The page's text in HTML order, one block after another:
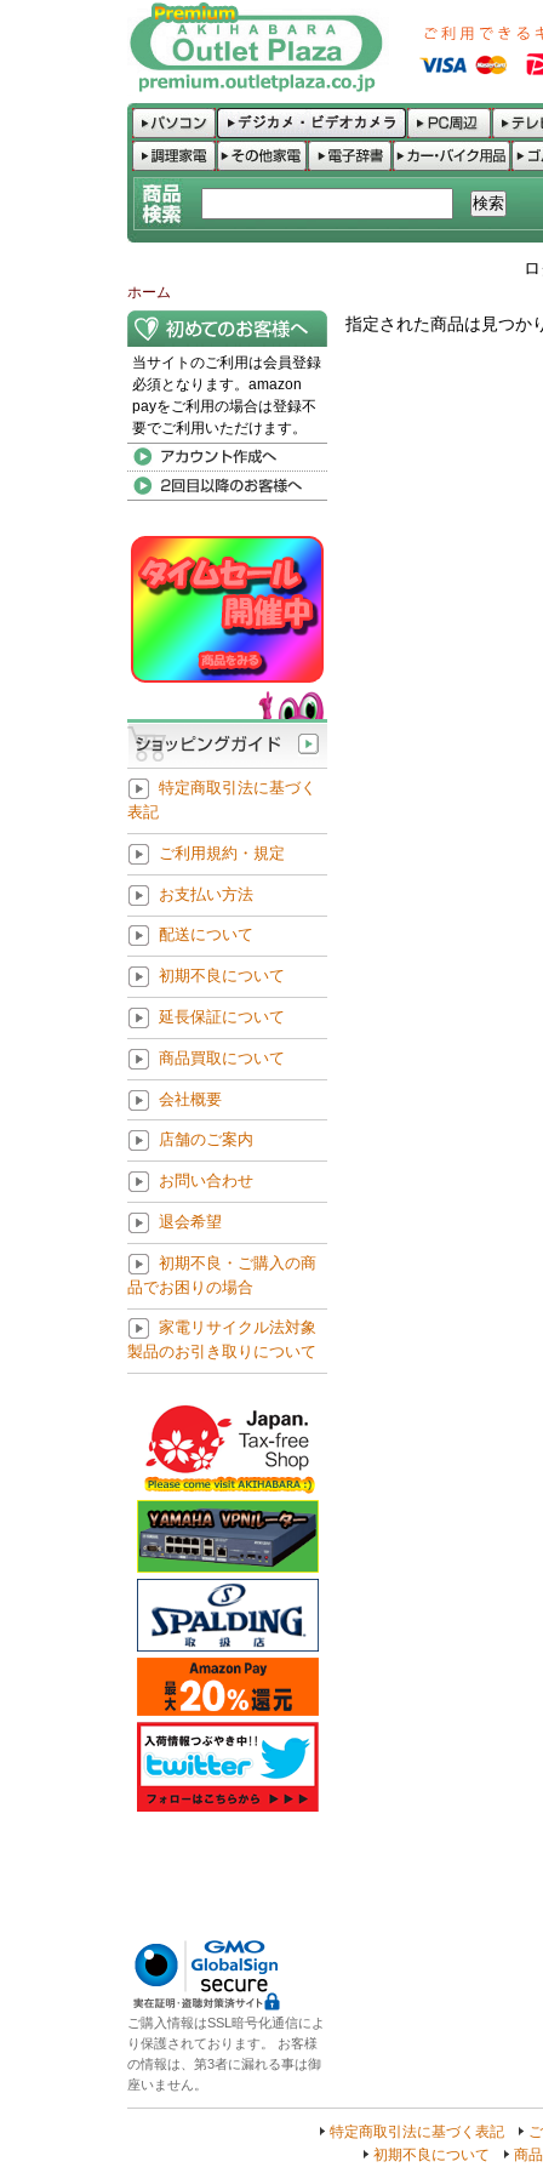
ホーム
指定された商品は見つか
当サイトのご利用は会員登録
必須となります。amazon
payをご利用の場合は登録不
要でご利用いただけます。
特定商取引法に基づく
表記
ご利用規約・規定
お支払い方法
配送について
初期不良について
延長保証について
商品買取について
会社概要
店舗のご案内
お問い合わせ
退会希望
初期不良・ご購入の商
品でお困りの場合
家電リサイクル法対象
製品のお引き取りについて
ご購入情報はSSL暗号化通信によ
り保護されております。 お客様
の情報は、第3者に漏れる事は御
座いません。
特定商取引法に基づく表記
初期不良について
商